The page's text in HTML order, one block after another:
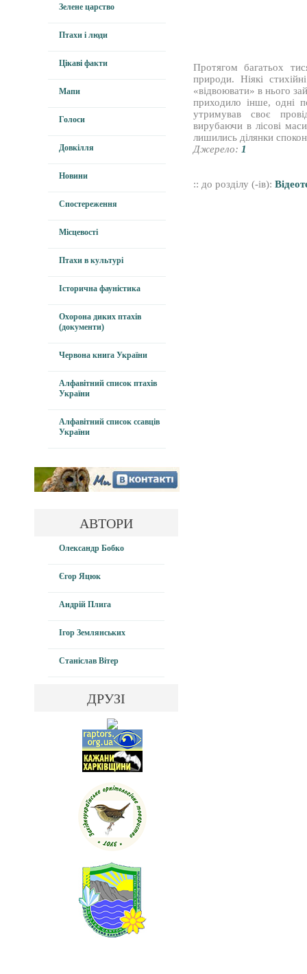
Зелене царство
Птахи і люди
Цікаві факти
Мапи
Голоси
Довкілля
Новини
Спостереження
Місцевості
Птахи в культурі
Історична фауністика
Охорона диких птахів
(документи)
Червона книга України
Алфавітний список птахів
України
Алфавітний список ссавців
України
АВТОРИ
Олександр Бобко
Єгор Яцюк
Андрій Плига
Ігор Землянських
Станіслав Вітер
ДРУЗІ
Протягом багатьох
природи. Ніякі
«відвоювати» в нього
приходило інше, одні
утримував своє
вирубаючи в лісові
лишились ділянки
Джерело: 1
:: до розділу (-ів):